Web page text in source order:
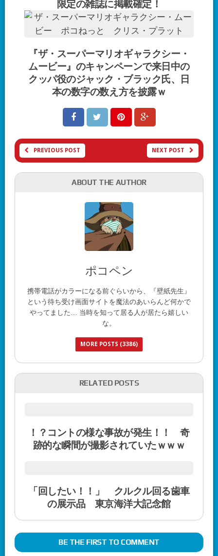
限定の雑誌に掲載確定！
『ザ・スーパーマリオギャラクシー・
ムービー』のキャンペーンで来日中の
クッパ役のジャック・ブラック氏、日
本の数字の数え方を披露ｗ
PREVIOUS POST NEXT POST
ABOUT THE AUTHOR
ポコペン
携帯電話がカラーになる前ぐらいから、『壁紙先生』
という待ち受け画面サイトを魔法のあいらんど何かで
やってました… 当時を知って居る人が居たら嬉しい
な。
MORE POSTS (3386)
RELATED POSTS
！？コントの様な事故が発生！！ 奇
跡的な瞬間が撮影されていたｗｗｗ
「回したい！！」 クルクル回る歯車
の展示品 東京海洋大記念館
BE THE FIRST TO COMMENT